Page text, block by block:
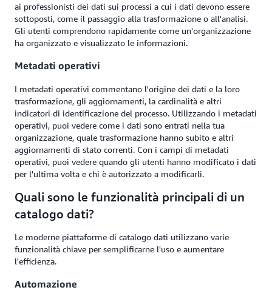
ai professionisti dei dati sui processi a cui i dati devono essere
sottoposti, come il passaggio alla trasformazione o all'analisi.
Gli utenti comprendono rapidamente come un'organizzazione
ha organizzato e visualizzato le informazioni.
Metadati operativi
I metadati operativi commentano l'origine dei dati e la loro
trasformazione, gli aggiornamenti, la cardinalità e altri
indicatori di identificazione del processo. Utilizzando i metadati
operativi, puoi vedere come i dati sono entrati nella tua
organizzazione, quale trasformazione hanno subito e altri
aggiornamenti di stato correnti. Con i campi di metadati
operativi, puoi vedere quando gli utenti hanno modificato i dati
per l'ultima volta e chi è autorizzato a modificarli.
Quali sono le funzionalità principali di un
catalogo dati?
Le moderne piattaforme di catalogo dati utilizzano varie
funzionalità chiave per semplificarne l'uso e aumentare
l'efficienza.
Automazione